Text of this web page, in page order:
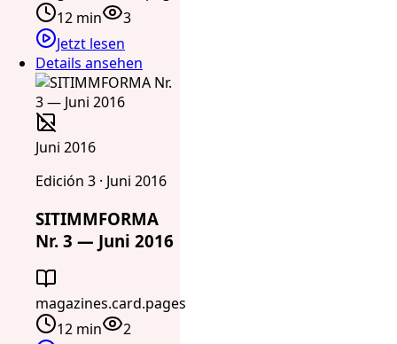
12 min
3
Jetzt lesen
Details ansehen
Juni 2016
Edición 3 · Juni 2016
SITIMMFORMA
Nr. 3 — Juni 2016
magazines.card.pages
12 min
2